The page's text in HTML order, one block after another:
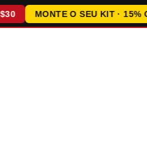
MONTE O SEU KIT · 15% OFF